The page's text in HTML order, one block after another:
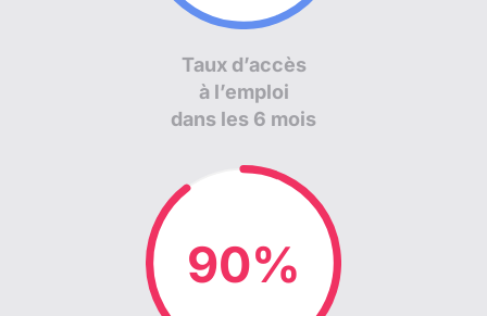
Taux d’accès
à l’emploi
dans les 6 mois
96%